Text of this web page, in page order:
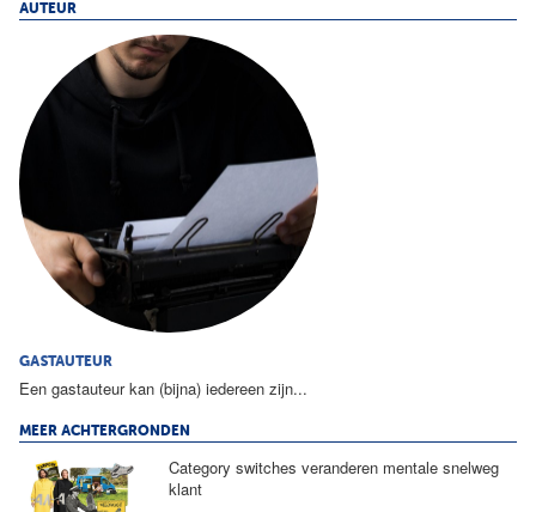
AUTEUR
GASTAUTEUR
Een gastauteur kan (bijna) iedereen zijn...
MEER ACHTERGRONDEN
Category switches veranderen mentale snelweg
klant